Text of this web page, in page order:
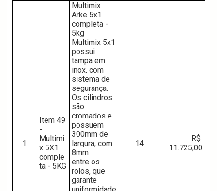
1
Item 49
-
Multimi
x 5X1
comple
ta - 5KG
Multimix
Arke 5x1
completa -
5kg
Multimix 5x1
possui
tampa em
inox, com
sistema de
segurança.
Os cilindros
são
cromados e
possuem
300mm de
largura, com
8mm
entre os
rolos, que
garante
14
R$
11.725,00